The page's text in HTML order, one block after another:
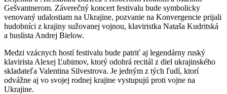
Gešvantnerom. Záverečný koncert festivalu bude symbolicky
venovaný udalostiam na Ukrajine, pozvanie na Konvergencie prijali
hudobníci z krajiny sužovanej vojnou, klaviristka Nataša Kudritská
a huslista Andrej Bielow.
Medzi vzácnych hostí festivalu bude patriť aj legendárny ruský
klavirista Alexej Ľubimov, ktorý odohrá recitál z diel ukrajinského
skladateľa Valentina Silvestrova. Je jedným z tých ľudí, ktorí
odvážne aj vo svojej rodnej krajine vystupujú proti vojne na
Ukrajine.